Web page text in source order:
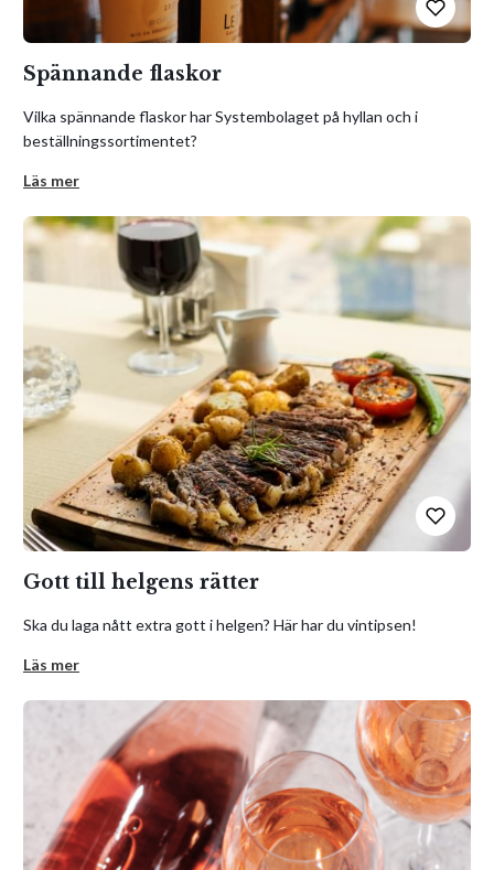
Spännande flaskor
Vilka spännande flaskor har Systembolaget på hyllan och i
beställningssortimentet?
Läs mer
Gott till helgens rätter
Ska du laga nått extra gott i helgen? Här har du vintipsen!
Läs mer